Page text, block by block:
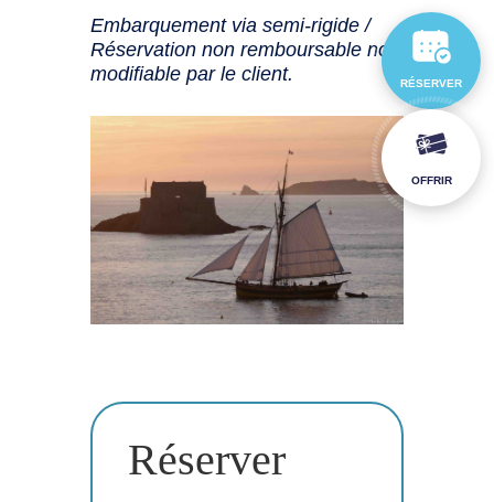
Embarquement via semi-rigide /
Réservation non remboursable non
modifiable par le client.
Réserver
RÉSERVER
OFFRIR